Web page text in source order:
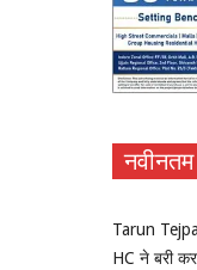
Tarun
HC ने बरी